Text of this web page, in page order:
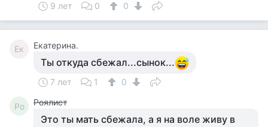
9 лет 0 0
Ек Екатерина.
Ты откуда сбежал...сынок...
7 лет 1 0
Ро Роялист
Это ты мать сбежала, а я на воле живу в